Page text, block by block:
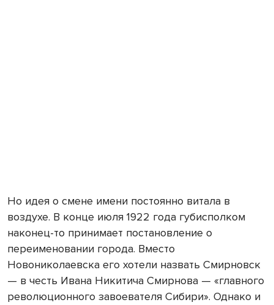
Но идея о смене имени постоянно витала в
воздухе. В конце июля 1922 года губисполком
наконец-то принимает постановление о
переименовании города. Вместо
Новониколаевска его хотели назвать Смирновск
— в честь Ивана Никитича Смирнова — «главного
революционного завоевателя Сибири». Однако и